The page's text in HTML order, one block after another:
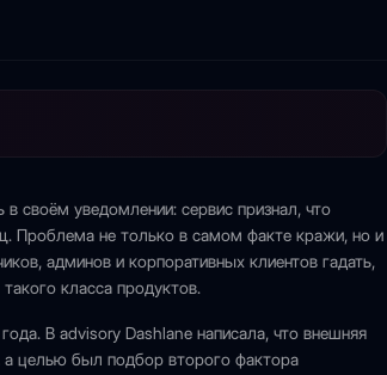
своём уведомлении: сервис признал, что
Проблема не только в самом факте кражи, но и
админов и корпоративных клиентов гадать,
класса продуктов.
В advisory Dashlane написала, что внешняя
а целью был подбор второго фактора